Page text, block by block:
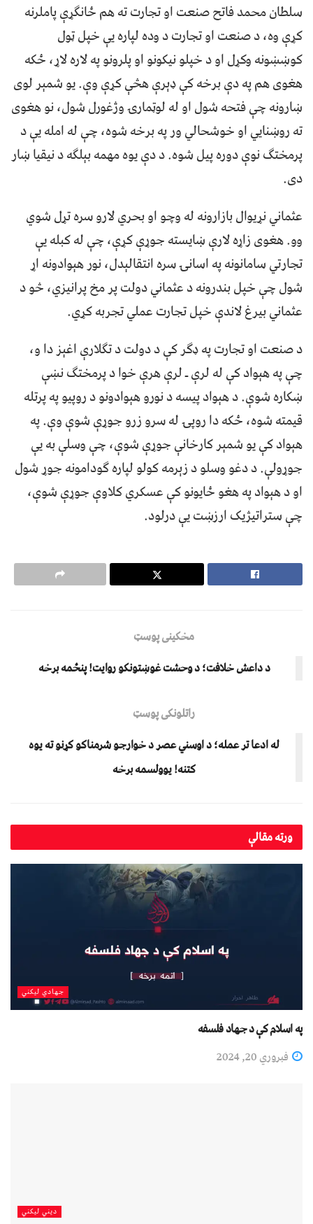
سلطان محمد فاتح صنعت او تجارت ته هم ځانګړې پاملرنه
کړې وه، د صنعت او تجارت د وده لپاره یې خپل ټول
کوښښونه وکړل او د خپلو نیکونو او پلرونو په لاره لاړ، ځکه
هغوی هم په دې برخه کې ډېرې هڅې کړې وې. یو شمېر لوی
ښارونه چې فتحه شول او له لوټمارۍ وژغورل شول، نو هغوی
ته روښنايي او خوشحالي ور په برخه شوه، چې له امله یې د
پرمختګ نوې دوره پیل شوه. د دې یوه مهمه بېلګه د نیقیا ښار
دی.
عثماني نړیوال بازارونه له وچو او بحري لارو سره تړل شوي
وو. هغوی زاړه لارې ښایسته جوړې کړې، چې له کبله یې
تجارتي سامانونه په اسانۍ سره انتقالېدل، نور هېوادونه اړ
شول چې خپل بندرونه د عثماني دولت پر مخ پرانیزي، څو د
عثماني بیرغ لاندې خپل تجارت عملي تجربه کړي.
د صنعت او تجارت په ډګر کې د دولت د تګلارې اغېز دا و،
چې په هېواد کې له لرې ـ لرې هرې خوا د پرمختګ نښې
ښکاره شوې. د هېواد پیسه د نورو هېوادونو د روپیو په پرتله
قیمته شوه، ځکه دا روپۍ له سرو زرو جوړې شوې وې. په
هېواد کې یو شمېر کارخانې جوړې شوې، چې وسلې به یې
جوړولې. د دغو وسلو د زېرمه کولو لپاره ګودامونه جوړ شول
او د هېواد په هغو ځایونو کې عسکري کلاوې جوړې شوې،
چې ستراتیژیک ارزښت یې درلود.
مخکینی پوسټ
د داعش خلافت؛ د وحشت غوښتونکو روایت! پنځمه برخه
راتلونکی پوسټ
له ادعا تر عمله؛ د اوسني عصر د خوارجو شرمناکو کړنو ته یوه
کتنه! یوولسمه برخه
ورتهمقالې
جهادي لیکني
په اسلام کې د جهاد فلسفه
فبروري 20, 2024
دیني لیکني